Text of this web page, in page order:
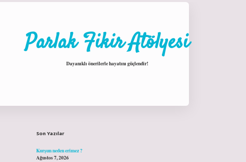
Parlak Fikir Atölyesi
Dayanıklı önerilerle hayatını güçlendir!
Son Yazılar
Kurşun neden erimez ?
Ağustos 7, 2026